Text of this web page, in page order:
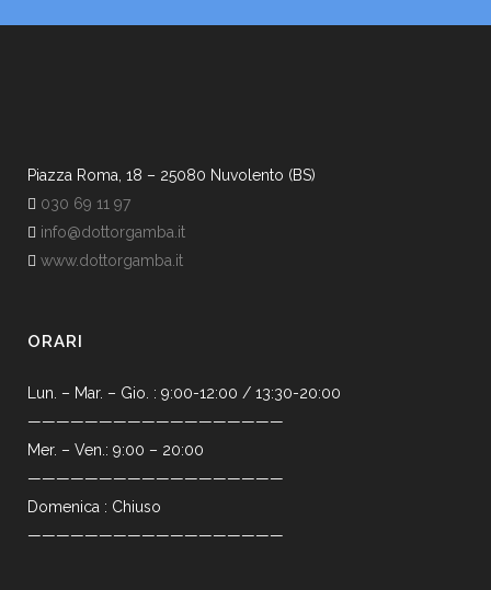
Piazza Roma, 18 – 25080 Nuvolento (BS)
030 69 11 97
info@dottorgamba.it
www.dottorgamba.it
ORARI
Lun. – Mar. – Gio. : 9:00-12:00 / 13:30-20:00
——————————————————
Mer. – Ven.: 9:00 – 20:00
——————————————————
Domenica : Chiuso
——————————————————